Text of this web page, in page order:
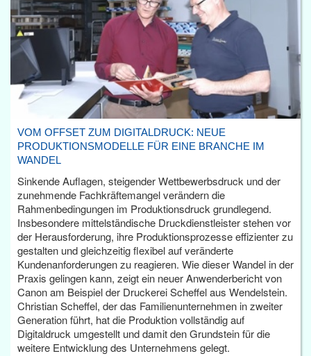
VOM OFFSET ZUM DIGITALDRUCK: NEUE
PRODUKTIONSMODELLE FÜR EINE BRANCHE IM
WANDEL
Sinkende Auflagen, steigender Wettbewerbsdruck und der
zunehmende Fachkräftemangel verändern die
Rahmenbedingungen im Produktionsdruck grundlegend.
Insbesondere mittelständische Druckdienstleister stehen vor
der Herausforderung, ihre Produktionsprozesse effizienter zu
gestalten und gleichzeitig flexibel auf veränderte
Kundenanforderungen zu reagieren. Wie dieser Wandel in der
Praxis gelingen kann, zeigt ein neuer Anwenderbericht von
Canon am Beispiel der Druckerei Scheffel aus Wendelstein.
Christian Scheffel, der das Familienunternehmen in zweiter
Generation führt, hat die Produktion vollständig auf
Digitaldruck umgestellt und damit den Grundstein für die
weitere Entwicklung des Unternehmens gelegt.